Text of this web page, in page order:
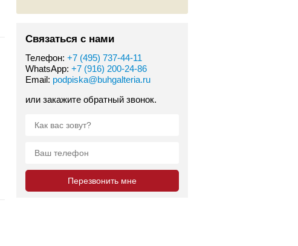
Связаться с нами
Телефон: +7 (495) 737-44-11
WhatsApp: +7 (916) 200-24-86
Email: podpiska@buhgalteria.ru
или закажите обратный звонок.